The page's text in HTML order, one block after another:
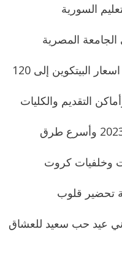
السورية
المصرية
ستاندرد تشارترد: توقعات بارتفاع اسعار البيتكوين إلى 120
2023 مواعيد وأماكن التقديم والكليات
موعد ظهور نتيجة الثانوية العامة 2023 وأسرع طرق
بطاقات وخلفيات كروت
تحضير قلوب